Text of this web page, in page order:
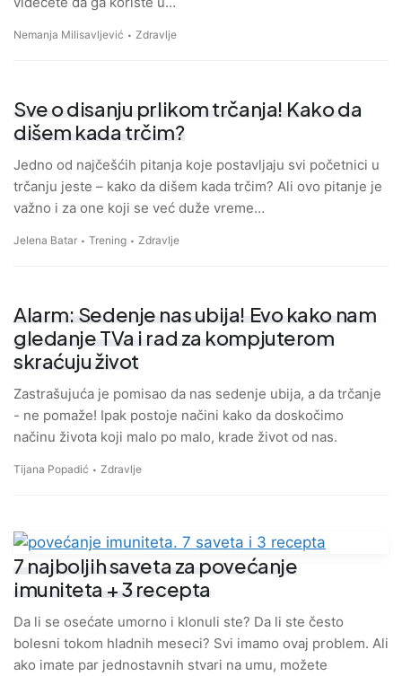
Nemanja Milisavljević Zdravlje
Sve o disanju prlikom trčanja! Kako da
dišem kada trčim?
Jedno od najčešćih pitanja koje postavljaju svi početnici u
trčanju jeste – kako da dišem kada trčim? Ali ovo pitanje je
važno i za one koji se već duže vreme…
Jelena Batar Trening Zdravlje
Alarm: Sedenje nas ubija! Evo kako nam
gledanje TVa i rad za kompjuterom
skraćuju život
Zastrašujuća je pomisao da nas sedenje ubija, a da trčanje
- ne pomaže! Ipak postoje načini kako da doskočimo
načinu života koji malo po malo, krade život od nas.
Tijana Popadić Zdravlje
7 najboljih saveta za povećanje
imuniteta + 3 recepta
Da li se osećate umorno i klonuli ste? Da li ste često
bolesni tokom hladnih meseci? Svi imamo ovaj problem. Ali
ako imate par jednostavnih stvari na umu, možete